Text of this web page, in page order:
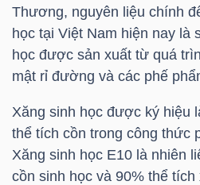
Thương, nguyên liệu chính
học tại Việt Nam hiện nay là
học được sản xuất từ quá
mật rỉ đường và các phế
Xăng sinh học được ký hiệu
thể tích cồn trong công thức
Xăng sinh học E10 là nhiên
cồn sinh học và 90% thể tích
ĐÔNG
TÀI
CHÍNH
CÁ